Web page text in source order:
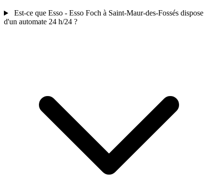
Est-ce que Esso - Esso Foch à Saint-Maur-des-Fossés dispose
d'un automate 24 h/24 ?